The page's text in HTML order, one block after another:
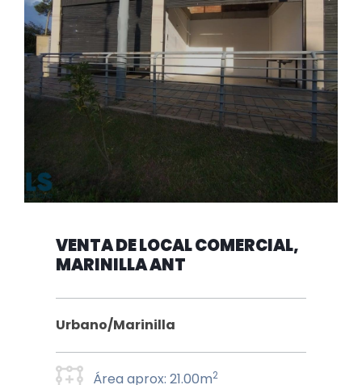
VENTA DE LOCAL COMERCIAL,
MARINILLA ANT
Urbano/Marinilla
Área aprox: 21.00m2